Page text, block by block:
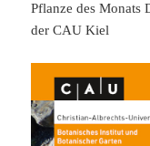
Pflanze des Monats
der CAU Kiel